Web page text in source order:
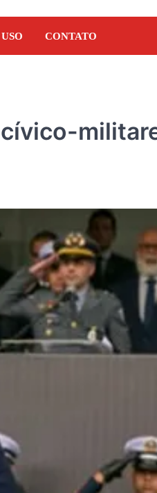
CONTATO
NOTÍCIAS
Orleans Brandão
Marcos Castro
encontro no
Jan Info 11 de junho